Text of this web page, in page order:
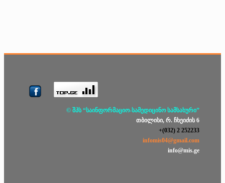
© შპს “საინფორმაციო-სამედიცინო სამსახური”
თბილისი, რ. ჩხეიძის 6
+(032) 2 252233
infomis04@gmail.com
info@mis.ge